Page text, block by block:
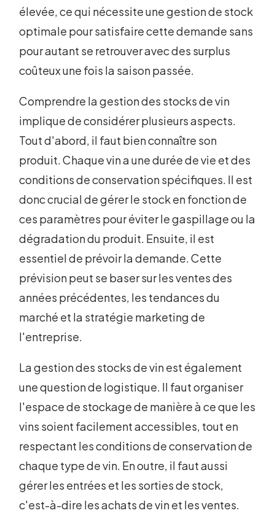
élevée, ce qui nécessite une gestion de stock
optimale pour satisfaire cette demande sans
pour autant se retrouver avec des surplus
coûteux une fois la saison passée.
Comprendre la gestion des stocks de vin
implique de considérer plusieurs aspects.
Tout d'abord, il faut bien connaître son
produit. Chaque vin a une durée de vie et des
conditions de conservation spécifiques. Il est
donc crucial de gérer le stock en fonction de
ces paramètres pour éviter le gaspillage ou la
dégradation du produit. Ensuite, il est
essentiel de prévoir la demande. Cette
prévision peut se baser sur les ventes des
années précédentes, les tendances du
marché et la stratégie marketing de
l'entreprise.
La gestion des stocks de vin est également
une question de logistique. Il faut organiser
l'espace de stockage de manière à ce que les
vins soient facilement accessibles, tout en
respectant les conditions de conservation de
chaque type de vin. En outre, il faut aussi
gérer les entrées et les sorties de stock,
c'est-à-dire les achats de vin et les ventes.